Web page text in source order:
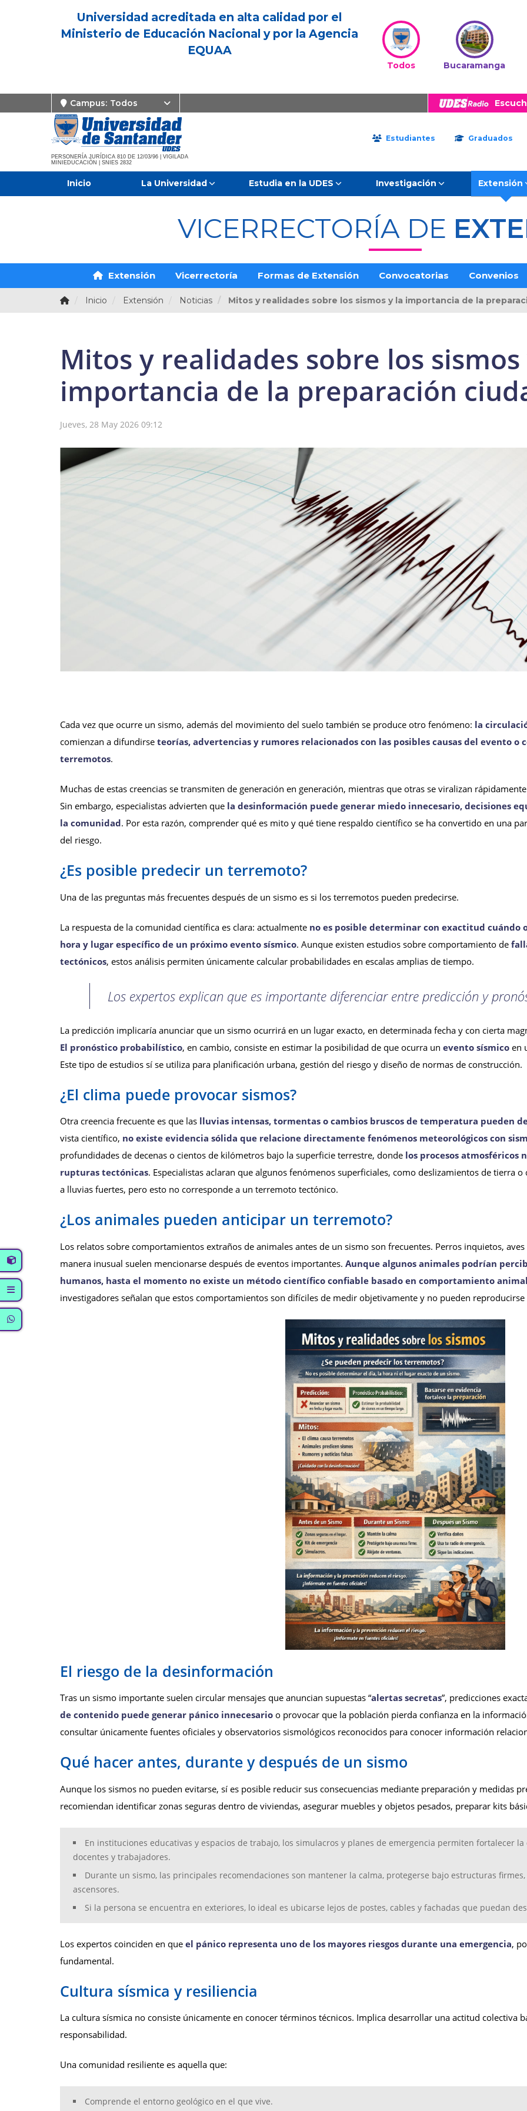
Universidad acreditada en alta calidad por el
Ministerio de Educación Nacional y por la Agencia
EQUAA
Todos Bucaramanga
Campus: Todos
PERSONERÍA JURÍDICA 810 DE 12/03/96 | VIGILADA
MINIEDUCACIÓN | SNIES 2832
Estudiantes Graduados
Inicio La Universidad Estudia en la UDES Investigación Extensión
VICERRECTORÍA DE
Extensión Vicerrectoría Formas de Extensión Convocatorias Convenios
Inicio Extensión Noticias Mitos y realidades sobre los sismos y la importancia de la
Mitos y realidades sobre los sismos
importancia de la preparación
Jueves, 28 May 2026 09:12
Cada vez que ocurre un sismo, además del movimiento del suelo también se produce otro fenómeno: la
comienzan a difundirse teorías, advertencias y rumores relacionados con las posibles causas del evento o
terremotos.
Muchas de estas creencias se transmiten de generación en generación, mientras que otras se viralizan
Sin embargo, especialistas advierten que la desinformación puede generar miedo innecesario, decisiones
la comunidad. Por esta razón, comprender qué es mito y qué tiene respaldo científico se ha convertido en una
del riesgo.
¿Es posible predecir un terremoto?
Una de las preguntas más frecuentes después de un sismo es si los terremotos pueden predecirse.
La respuesta de la comunidad científica es clara: actualmente no es posible determinar con exactitud
hora y lugar específico de un próximo evento sísmico. Aunque existen estudios sobre comportamiento de
tectónicos, estos análisis permiten únicamente calcular probabilidades en escalas amplias de tiempo.
Los expertos explican que es importante diferenciar entre predicción y
La predicción implicaría anunciar que un sismo ocurrirá en un lugar exacto, en determinada fecha y con cierta
El pronóstico probabilístico, en cambio, consiste en estimar la posibilidad de que ocurra un evento sísmico en
Este tipo de estudios sí se utiliza para planificación urbana, gestión del riesgo y diseño de normas de construcción.
¿El clima puede provocar sismos?
Otra creencia frecuente es que las lluvias intensas, tormentas o cambios bruscos de temperatura pueden
vista científico, no existe evidencia sólida que relacione directamente fenómenos meteorológicos con
profundidades de decenas o cientos de kilómetros bajo la superficie terrestre, donde los procesos atmosféricos
rupturas tectónicas. Especialistas aclaran que algunos fenómenos superficiales, como deslizamientos de tierra
a lluvias fuertes, pero esto no corresponde a un terremoto tectónico.
¿Los animales pueden anticipar un terremoto?
Los relatos sobre comportamientos extraños de animales antes de un sismo son frecuentes. Perros inquietos,
manera inusual suelen mencionarse después de eventos importantes. Aunque algunos animales podrían
humanos, hasta el momento no existe un método científico confiable basado en comportamiento
investigadores señalan que estos comportamientos son difíciles de medir objetivamente y no pueden
El riesgo de la desinformación
Tras un sismo importante suelen circular mensajes que anuncian supuestas “alertas secretas”, predicciones
de contenido puede generar pánico innecesario o provocar que la población pierda confianza en la
consultar únicamente fuentes oficiales y observatorios sismológicos reconocidos para conocer información
Qué hacer antes, durante y después de un sismo
Aunque los sismos no pueden evitarse, sí es posible reducir sus consecuencias mediante preparación y medidas
recomiendan identificar zonas seguras dentro de viviendas, asegurar muebles y objetos pesados, preparar kits
En instituciones educativas y espacios de trabajo, los simulacros y planes de emergencia permiten fortalecer
docentes y trabajadores.
Durante un sismo, las principales recomendaciones son mantener la calma, protegerse bajo estructuras
ascensores.
Si la persona se encuentra en exteriores, lo ideal es ubicarse lejos de postes, cables y fachadas que puedan
Los expertos coinciden en que el pánico representa uno de los mayores riesgos durante una emergencia,
fundamental.
Cultura sísmica y resiliencia
La cultura sísmica no consiste únicamente en conocer términos técnicos. Implica desarrollar una actitud colectiva
responsabilidad.
Una comunidad resiliente es aquella que:
Comprende el entorno geológico en el que vive.